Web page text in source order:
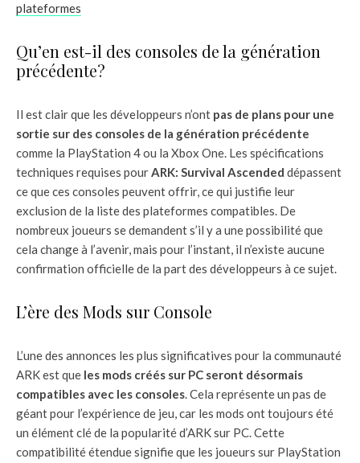
plateformes
Qu’en est-il des consoles de la génération
précédente?
Il est clair que les développeurs n’ont pas de plans pour une
sortie sur des consoles de la génération précédente
comme la PlayStation 4 ou la Xbox One. Les spécifications
techniques requises pourARK: Survival Ascended dépassent
ce que ces consoles peuvent offrir, ce qui justifie leur
exclusion de la liste des plateformes compatibles. De
nombreux joueurs se demandent s’il y a une possibilité que
cela change à l’avenir, mais pour l’instant, il n’existe aucune
confirmation officielle de la part des développeurs à ce sujet.
L’ère des Mods sur Console
L’une des annonces les plus significatives pour la communauté
ARK est que les mods créés sur PC seront désormais
compatibles avec les consoles. Cela représente un pas de
géant pour l’expérience de jeu, car les mods ont toujours été
un élément clé de la popularité d’ARK sur PC. Cette
compatibilité étendue signifie que les joueurs sur PlayStation